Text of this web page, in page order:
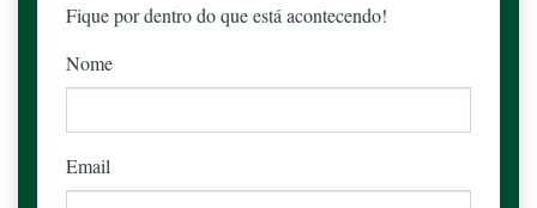
Fique por dentro do que está acontecendo!
Nome
Email